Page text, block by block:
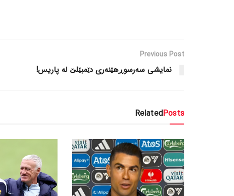
Previous Post
نمایشی سەرسوڕهێنەری دێمبێلێ لە پاریس!
RelatedPosts